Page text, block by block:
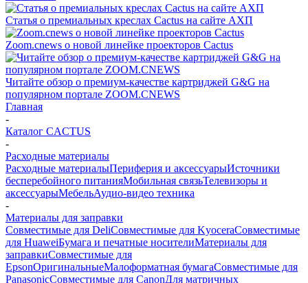
Статья о премиальных креслах Cactus на сайте АХП
Zoom.cnews о новой линейке проекторов Cactus
Читайте обзор о премиум-качестве картриджей G&G на
популярном портале ZOOM.CNEWS
Главная
-
Каталог CACTUS
-
Расходные материалы
Расходные материалыПериферия и аксессуарыИсточники
бесперебойного питанияМобильная связьТелевизоры и
аксессуарыМебельАудио-видео техника
-
Материалы для заправки
Совместимые для DeliСовместимые для KyoceraСовместимые
для HuaweiБумага и печатные носителиМатериалы для
заправкиСовместимые для
EpsonОригинальныеМалоформатная бумагаСовместимые для
PanasonicСовместимые для CanonДля матричных